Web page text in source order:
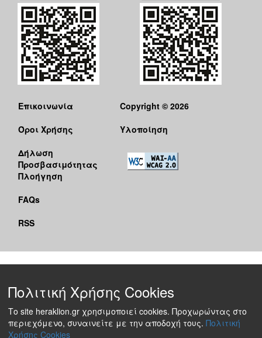
Επικοινωνία
Όροι Χρήσης
Δήλωση
Προσβασιμότητας
Πλοήγηση
FAQs
RSS
Copyright © 2026
Υλοποίηση
Πολιτική Χρήσης Cookies
Το site heraklion.gr χρησιμοποιεί cookies. Προχωρώντας στο
περιεχόμενο, συναινείτε με την αποδοχή τους. Πολιτική
Χρήσης Cookies